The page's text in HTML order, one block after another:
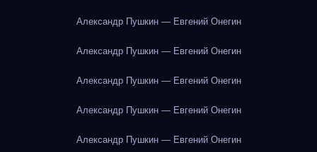
Александр Пушкин — Евгений Онегин
Александр Пушкин — Евгений Онегин
Александр Пушкин — Евгений Онегин
Александр Пушкин — Евгений Онегин
Александр Пушкин — Евгений Онегин